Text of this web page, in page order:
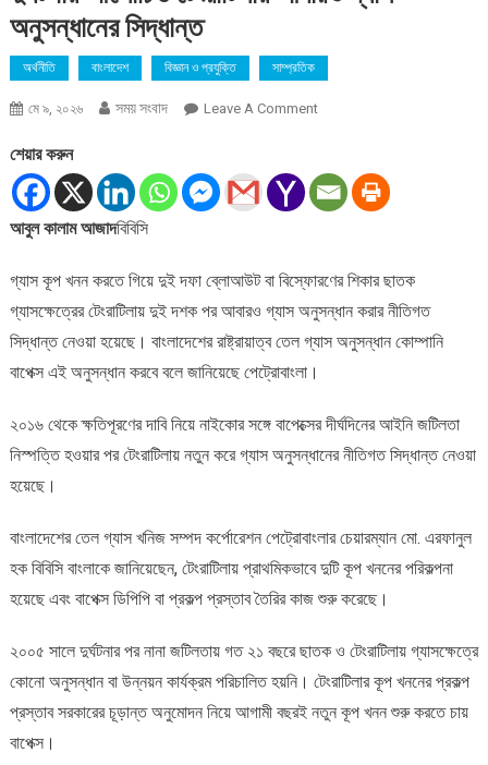
অনুসন্ধানের সিদ্ধান্ত
অর্থনীতি বাংলাদেশ বিজ্ঞান ও প্রযুক্তি সাম্প্রতিক
মে ৯, ২০২৬ সময় সংবাদ Leave A CommentOn
টেংরাটিলায়
আবারও
সিদ্ধান্ত
শেয়ার করুন
আবুল কালাম আজাদবিবিসি
গ্যাস কূপ খনন করতে গিয়ে দুই দফা ব্লোআউট বা বিস্ফোরণের শিকার ছাতক
গ্যাসক্ষেত্রের টেংরাটিলায় দুই দশক পর আবারও গ্যাস অনুসন্ধান করার নীতিগত
সিদ্ধান্ত নেওয়া হয়েছে। বাংলাদেশের রাষ্ট্রায়াত্ব তেল গ্যাস অনুসন্ধান কোম্পানি
বাপেক্স এই অনুসন্ধান করবে বলে জানিয়েছে পেট্রোবাংলা।
২০১৬ থেকে ক্ষতিপূরণের দাবি নিয়ে নাইকোর সঙ্গে বাপেক্সের দীর্ঘদিনের আইনি জটিলতা
নিস্পত্তি হওয়ার পর টেংরাটিলায় নতুন করে গ্যাস অনুসন্ধানের নীতিগত সিদ্ধান্ত নেওয়া
হয়েছে।
বাংলাদেশের তেল গ্যাস খনিজ সম্পদ কর্পোরেশন পেট্রোবাংলার চেয়ারম্যান মো. এরফানুল
হক বিবিসি বাংলাকে জানিয়েছেন, টেংরাটিলায় প্রাথমিকভাবে দুটি কূপ খননের পরিকল্পনা
হয়েছে এবং বাপেক্স ডিপিপি বা প্রকল্প প্রস্তাব তৈরির কাজ শুরু করেছে।
২০০৫ সালে দুর্ঘটনার পর নানা জটিলতায় গত ২১ বছরে ছাতক ও টেংরাটিলায় গ্যাসক্ষেত্রে
কোনো অনুসন্ধান বা উন্নয়ন কার্যক্রম পরিচালিত হয়নি। টেংরাটিলার কূপ খননের প্রকল্প
প্রস্তাব সরকারের চূড়ান্ত অনুমোদন নিয়ে আগামী বছরই নতুন কূপ খনন শুরু করতে চায়
বাপেক্স।